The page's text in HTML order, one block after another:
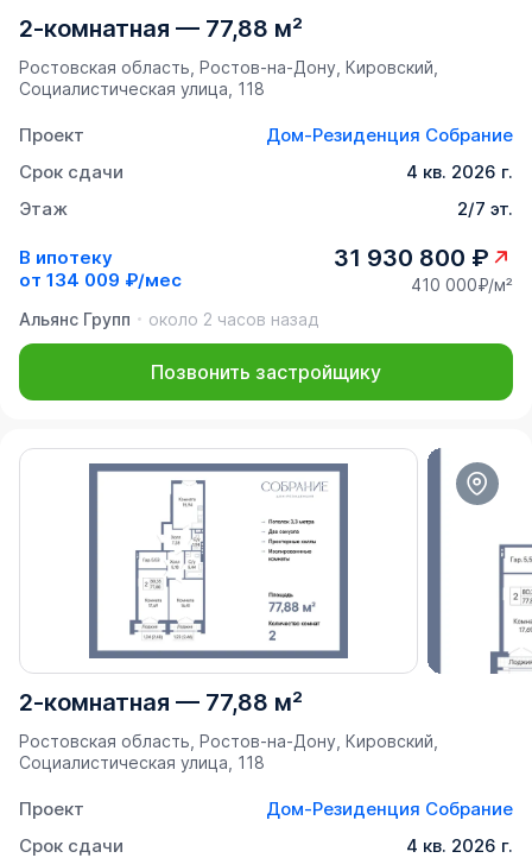
2-комнатная — 77,88 м²
Ростовская область, Ростов-на-Дону, Кировский,
Социалистическая улица, 118
Проект
Дом-Резиденция Собрание
Срок сдачи
4 кв. 2026 г.
Этаж
2/7 эт.
В ипотеку
от 134 009 ₽/мес
31 930 800 ₽
410 000₽/м²
Альянс Групп
около 2 часов назад
Позвонить застройщику
2-комнатная — 77,88 м²
Ростовская область, Ростов-на-Дону, Кировский,
Социалистическая улица, 118
Проект
Дом-Резиденция Собрание
Срок сдачи
4 кв. 2026 г.